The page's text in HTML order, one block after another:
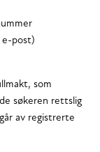
e-post)
som
søkeren rettslig
av registrerte